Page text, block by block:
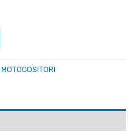
MOTOCOSITORI